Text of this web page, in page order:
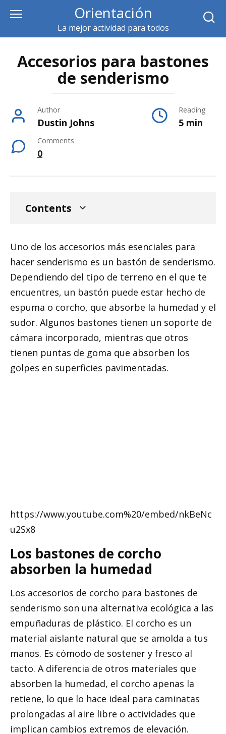
content
Orientación
La mejor actividad para todos
Accesorios para bastones
de senderismo
Author
Dustin Johns
Reading
5 min
Comments
0
Contents
Uno de los accesorios más esenciales para
hacer senderismo es un bastón de senderismo.
Dependiendo del tipo de terreno en el que te
encuentres, un bastón puede estar hecho de
espuma o corcho, que absorbe la humedad y el
sudor. Algunos bastones tienen un soporte de
cámara incorporado, mientras que otros
tienen puntas de goma que absorben los
golpes en superficies pavimentadas.
https://www.youtube.com%20/embed/nkBeNc
u2Sx8
Los bastones de corcho
absorben la humedad
Los accesorios de corcho para bastones de
senderismo son una alternativa ecológica a las
empuñaduras de plástico. El corcho es un
material aislante natural que se amolda a tus
manos. Es cómodo de sostener y fresco al
tacto. A diferencia de otros materiales que
absorben la humedad, el corcho apenas la
retiene, lo que lo hace ideal para caminatas
prolongadas al aire libre o actividades que
implican cambios extremos de elevación.